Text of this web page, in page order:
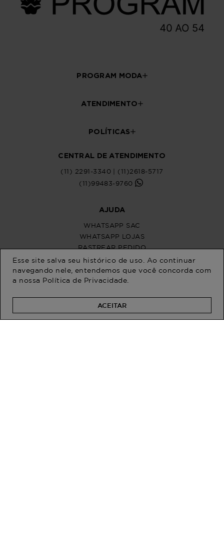
Esse site salva seu histórico de uso. Ao continuar
navegando nele, entendemos que você concorda com
a nossa Política de Privacidade
ACEITAR